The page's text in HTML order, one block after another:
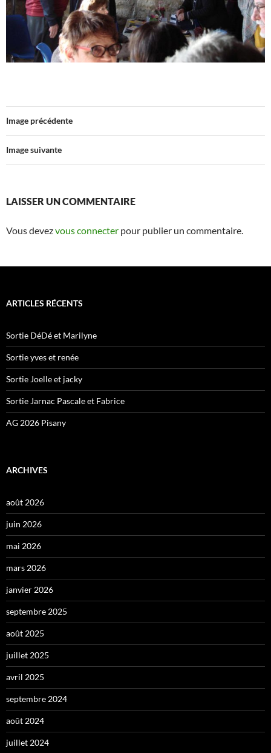
Image précédente
Image suivante
LAISSER UN COMMENTAIRE
Vous devezvous connecter pour publier un commentaire.
ARTICLES RÉCENTS
Sortie DéDé et Marilyne
Sortie yves et renée
Sortie Joelle et jacky
Sortie Jarnac Pascale et Fabrice
AG 2026 Pisany
ARCHIVES
août 2026
juin 2026
mai 2026
mars 2026
janvier 2026
septembre 2025
août 2025
juillet 2025
avril 2025
septembre 2024
août 2024
juillet 2024